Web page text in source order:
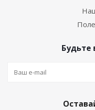
Будьте